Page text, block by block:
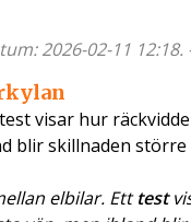
2026-02-11 12:18.
visar hur
blir skillnaden
elbilar. Etttest